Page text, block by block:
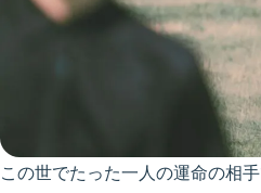
この世でたった一人の運命の相